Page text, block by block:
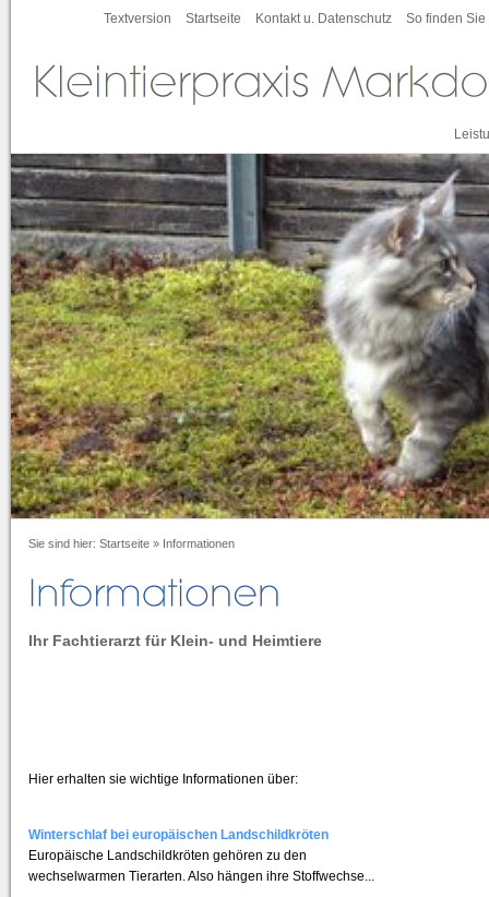
Textversion Startseite Kontakt u. Datenschutz So finden Sie
Sie sind hier: Startseite » Informationen
Ihr Fachtierarzt für Klein- und Heimtiere
Hier erhalten sie wichtige Informationen über:
Winterschlaf bei europäischen Landschildkröten
Europäische Landschildkröten gehören zu den
wechselwarmen Tierarten. Also hängen ihre Stoffwechse...